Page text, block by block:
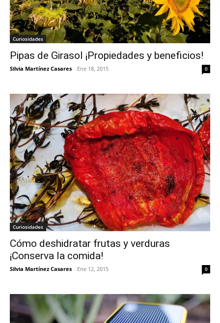
Curiosidades
Pipas de Girasol ¡Propiedades y beneficios!
Silvia Martínez Casares - Ene 18, 2015 0
Curiosidades
Cómo deshidratar frutas y verduras
¡Conserva la comida!
Silvia Martínez Casares - Ene 12, 2015 0